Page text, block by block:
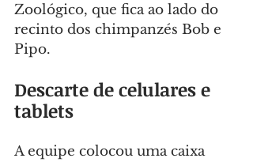
Zoológico, que fica ao lado do
recinto dos chimpanzés Bob e
Pipo.
Descarte de celulares e
tablets
A equipe colocou uma caixa